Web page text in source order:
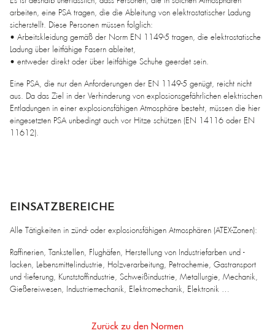
arbeiten, eine PSA tragen, die die Ableitung von elektrostatischer Ladung
sicherstellt. Diese Personen müssen folglich:
• Arbeitskleidung gemäß der Norm EN 1149-5 tragen, die elektrostatische
Ladung über leitfähige Fasern ableitet,
• entweder direkt oder über leitfähige Schuhe geerdet sein.
Eine PSA, die nur den Anforderungen der EN 1149-5 genügt, reicht nicht
aus. Da das Ziel in der Verhinderung von explosionsgefährlichen elektrischen
Entladungen in einer explosionsfähigen Atmosphäre besteht, müssen die hier
eingesetzten PSA unbedingt auch vor Hitze schützen (EN 14116 oder EN
11612).
EINSATZBEREICHE
Alle Tätigkeiten in zünd- oder explosionsfähigen Atmosphären (ATEX-Zonen):
Raffinerien, Tankstellen, Flughäfen, Herstellung von Industriefarben und -
lacken, Lebensmittelindustrie, Holzverarbeitung, Petrochemie, Gastransport
und -lieferung, Kunststoffindustrie, Schweißindustrie, Metallurgie, Mechanik,
Gießereiwesen, Industriemechanik, Elektromechanik, Elektronik …
Zurück zu den Normen